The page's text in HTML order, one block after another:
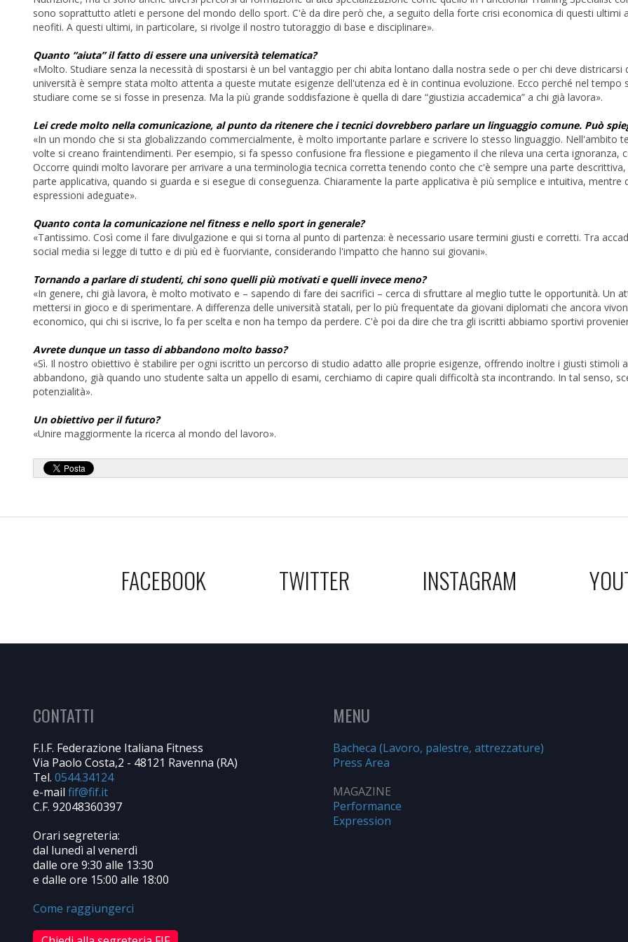
sono soprattutto atleti e persone del mondo dello sport. C'è da dire però che, a seguito della forte crisi economica di questi
neofiti. A questi ultimi, in particolare, si rivolge il nostro tutoraggio di base e disciplinare».
Quanto “aiuta” il fatto di essere una università telematica?
«Molto. Studiare senza la necessità di spostarsi è un bel vantaggio per chi abita lontano dalla nostra sede o per chi deve
università è sempre stata molto attenta a queste mutate esigenze dell'utenza ed è in continua evoluzione. Ecco perché nel
studiare come se si fosse in presenza. Ma la più grande soddisfazione è quella di dare “giustizia accademica” a chi già lavora».
Lei crede molto nella comunicazione, al punto da ritenere che i tecnici dovrebbero parlare un linguaggio comune. Può
«In un mondo che si sta globalizzando commercialmente, è molto importante parlare e scrivere lo stesso linguaggio. Nell'ambito
volte si creano fraintendimenti. Per esempio, si fa spesso confusione fra flessione e piegamento il che rileva una certa ignoranza,
Occorre quindi molto lavorare per arrivare a una terminologia tecnica corretta tenendo conto che c'è sempre una parte
parte applicativa, quando si guarda e si esegue di conseguenza. Chiaramente la parte applicativa è più semplice e intuitiva,
espressioni adeguate».
Quanto conta la comunicazione nel fitness e nello sport in generale?
«Tantissimo. Così come il fare divulgazione e qui si torna al punto di partenza: è necessario usare termini giusti e corretti. Tra
social media si legge di tutto e di più ed è fuorviante, considerando l'impatto che hanno sui giovani».
Tornando a parlare di studenti, chi sono quelli più motivati e quelli invece meno?
«In genere, chi già lavora, è molto motivato e – sapendo di fare dei sacrifici – cerca di sfruttare al meglio tutte le opportunità. Un
mettersi in gioco e di sperimentare. A differenza delle università statali, per lo più frequentate da giovani diplomati che ancora
economico, qui chi si iscrive, lo fa per scelta e non ha tempo da perdere. C'è poi da dire che tra gli iscritti abbiamo sportivi
Avrete dunque un tasso di abbandono molto basso?
«Sì. Il nostro obiettivo è stabilire per ogni iscritto un percorso di studio adatto alle proprie esigenze, offrendo inoltre i giusti stimoli
abbandono, già quando uno studente salta un appello di esami, cerchiamo di capire quali difficoltà sta incontrando. In tal senso,
potenzialità».
Un obiettivo per il futuro?
«Unire maggiormente la ricerca al mondo del lavoro».
FACEBOOK TWITTER INSTAGRAM
CONTATTI
F.I.F. Federazione Italiana Fitness
Via Paolo Costa,2 - 48121 Ravenna (RA)
Tel. 0544.34124
e-mail
C.F. 92048360397
Orari segreteria:
dal lunedì al venerdì
dalle ore 9:30 alle 13:30
e dalle ore 15:00 alle 18:00
Come raggiungerci
MENU
Bacheca (Lavoro, palestre, attrezzature)
Press Area
MAGAZINE
Performance
Expression